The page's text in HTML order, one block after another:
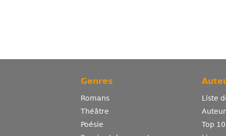
Genres
Romans
Théâtre
Poésie
Liste
Top